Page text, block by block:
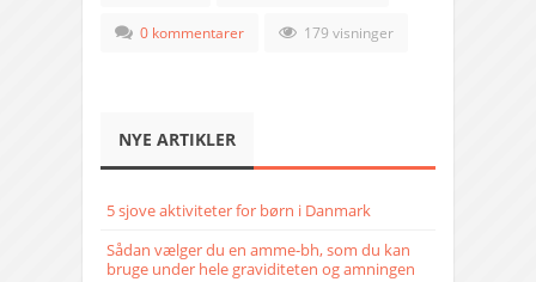
0 kommentarer 179 visninger
NYE ARTIKLER
5 sjove aktiviteter for børn i Danmark
Sådan vælger du en amme-bh, som du kan
bruge under hele graviditeten og amningen